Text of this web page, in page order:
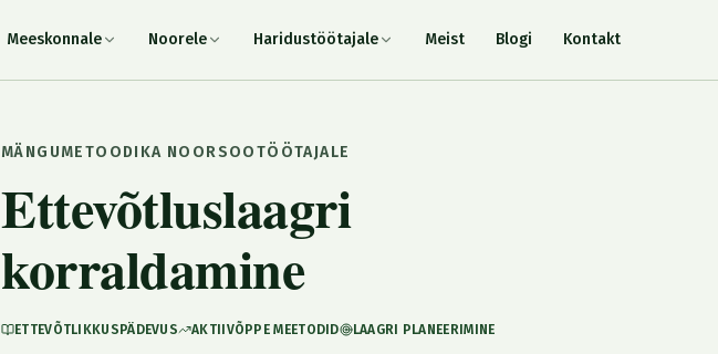
Meeskonnale Noorele Haridustöötajale Meist Blogi Kontakt
MÄNGUMETOODIKA NOORSOOTÖÖTAJALE
Ettevõtluslaagri
korraldamine
ETTEVÕTLIKKUSPÄDEVUS ​AKTIIVÕPPE MEETODID ​LAAGRI PLANEERIMINE